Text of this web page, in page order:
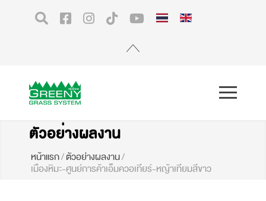
ตัวอย่างผลงาน
หน้าแรก/ตัวอย่างผลงาน/
เมืองหิมะ-ศูนย์การค้าเอ็มควอเทียร์-หญ้าเทียมสีขาว